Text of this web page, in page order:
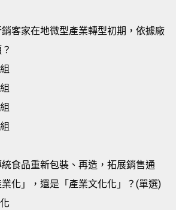
客家在地微型產業轉型初期，依據廠
食品重新包裝、再造，拓展銷售通
化」，還是「產業文化化」？(單選)